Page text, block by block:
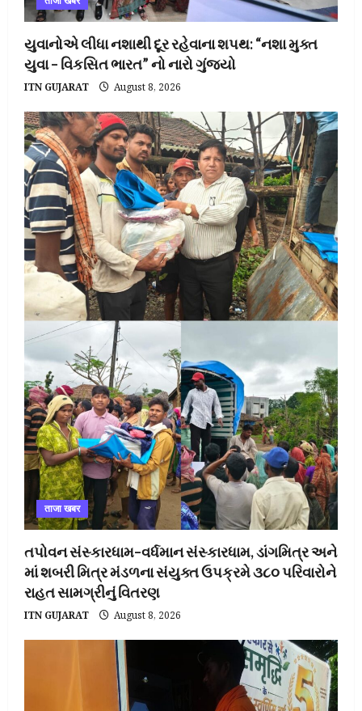
યુવાનોએ લીધા નશાથી દૂર રહેવાના શપથ: “નશા મુક્ત
યુવા – વિકસિત ભારત” નો નારો ગુંજ્યો
ITN GUJARAT August 8, 2026
ताजा खबर
તપોવન સંસ્કારધામ–વર્ધમાન સંસ્કારધામ, ડાંગમિત્ર અને
માં શબરી મિત્ર મંડળના સંયુક્ત ઉપક્રમે ૩૮૦ પરિવારોને
રાહત સામગ્રીનું વિતરણ
ITN GUJARAT August 8, 2026